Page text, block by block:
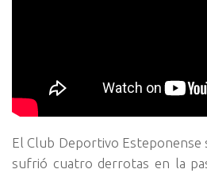
El Club Deportivo Esteponense
sufrió cuatro derrotas en la